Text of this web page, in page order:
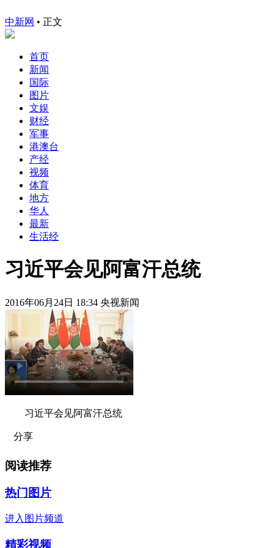
中新网 • 正文
首页
新闻
国际
图片
文娱
财经
军事
港澳台
产经
视频
体育
地方
华人
最新
生活经
习近平会见阿富汗总统
2016年06月24日 18:34 央视新闻
习近平会见阿富汗总统
分享
阅读推荐
热门图片
进入图片频道
精彩视频